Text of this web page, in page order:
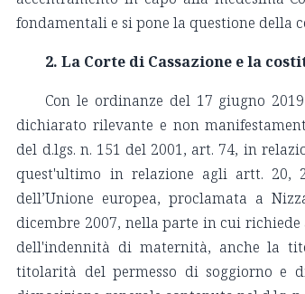
fondamentali e si pone la questione
2. La Corte di Cassazione e la
Con le ordinanze del 17 giugno
dichiarato rilevante e non
del d.lgs. n. 151 del 2001, art. 74, in
quest'ultimo in relazione agli artt.
dell’Unione europea, proclamata a
dicembre 2007, nella parte in cui
dell'indennità di maternità, anche la
titolarità del permesso di soggiorno e